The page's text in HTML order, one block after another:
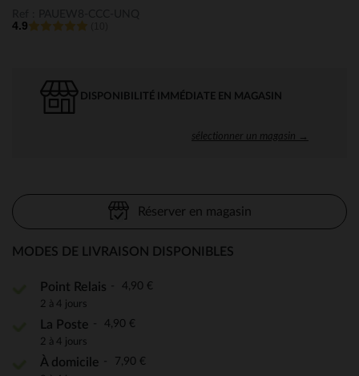
4.9
DISPONIBILITÉ IMMÉDIATE EN MAGASIN
sélectionner un magasin →
Réserver en magasin
MODES DE LIVRAISON DISPONIBLES
Point Relais 4,90 €
2 à 4 jours
La Poste 4,90 €
2 à 4 jours
À domicile 7,90 €